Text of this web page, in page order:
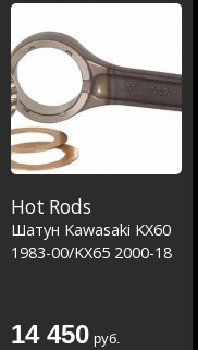
Hot Rods
Шатун Kawasaki KX60
1983-00/KX65 2000-18
14 450 руб.